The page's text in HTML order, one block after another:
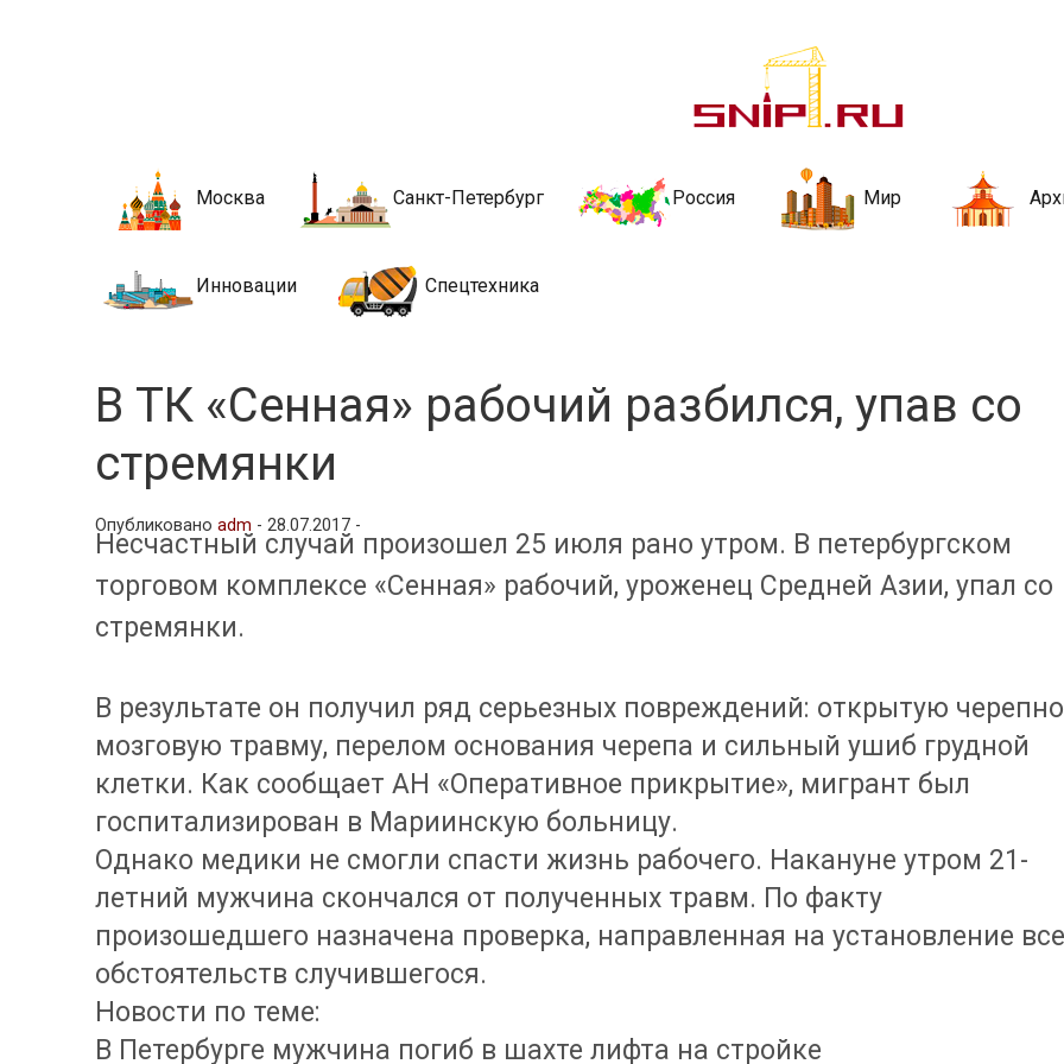
Новости строительства и
стройкой рубрики
Москва Санкт-Петербург Россия Мир
Инновации Спецтехника
В ТК «Сенная» рабочий разбился, упав со
стремянки
Опубликованоadm -28.07.2017 -
Несчастный случай произошел 25 июля рано утром. В петербургском
торговом комплексе «Сенная» рабочий, уроженец Средней Азии, упал со
стремянки.
В результате он получил ряд серьезных повреждений: открытую
мозговую травму, перелом основания черепа и сильный ушиб грудной
клетки. Как сообщает АН «Оперативное прикрытие», мигрант был
госпитализирован в Мариинскую больницу.
Однако медики не смогли спасти жизнь рабочего. Накануне утром 21-
летний мужчина скончался от полученных травм. По факту
произошедшего назначена проверка, направленная на установление
обстоятельств случившегося.
Новости по теме:
В Петербурге мужчина погиб в шахте лифта на стройке